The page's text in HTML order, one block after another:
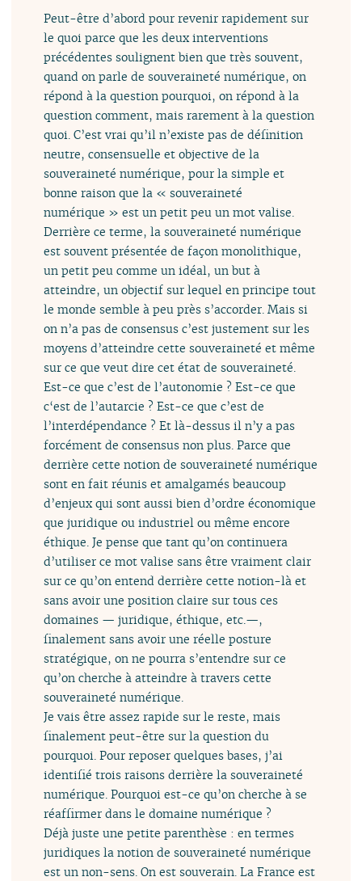
Peut-être d’abord pour revenir rapidement sur
le quoi parce que les deux interventions
précédentes soulignent bien que très souvent,
quand on parle de souveraineté numérique, on
répond à la question pourquoi, on répond à la
question comment, mais rarement à la question
quoi. C’est vrai qu’il n’existe pas de définition
neutre, consensuelle et objective de la
souveraineté numérique, pour la simple et
bonne raison que la « souveraineté
numérique » est un petit peu un mot valise.
Derrière ce terme, la souveraineté numérique
est souvent présentée de façon monolithique,
un petit peu comme un idéal, un but à
atteindre, un objectif sur lequel en principe tout
le monde semble à peu près s’accorder. Mais si
on n’a pas de consensus c’est justement sur les
moyens d’atteindre cette souveraineté et même
sur ce que veut dire cet état de souveraineté.
Est-ce que c’est de l’autonomie ? Est-ce que
c‘est de l’autarcie ? Est-ce que c’est de
l’interdépendance ? Et là-dessus il n’y a pas
forcément de consensus non plus. Parce que
derrière cette notion de souveraineté numérique
sont en fait réunis et amalgamés beaucoup
d’enjeux qui sont aussi bien d’ordre économique
que juridique ou industriel ou même encore
éthique. Je pense que tant qu’on continuera
d’utiliser ce mot valise sans être vraiment clair
sur ce qu’on entend derrière cette notion-là et
sans avoir une position claire sur tous ces
domaines — juridique, éthique, etc.—,
finalement sans avoir une réelle posture
stratégique, on ne pourra s’entendre sur ce
qu’on cherche à atteindre à travers cette
souveraineté numérique.
Je vais être assez rapide sur le reste, mais
finalement peut-être sur la question du
pourquoi. Pour reposer quelques bases, j’ai
identifié trois raisons derrière la souveraineté
numérique. Pourquoi est-ce qu’on cherche à se
réaffirmer dans le domaine numérique ?
Déjà juste une petite parenthèse : en termes
juridiques la notion de souveraineté numérique
est un non-sens. On est souverain. La France est